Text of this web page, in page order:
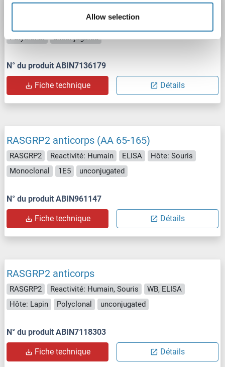
Allow selection
RASGRP2 anticorps
Reactivité: Humain WB, ELISA
Polyclonal
unconjugated
N° du produit ABIN7136179
Fiche technique Détails
RASGRP2 anticorps (AA 65-165)
RASGRP2 Reactivité: Humain ELISA
Hôte: Souris
Monoclonal
1E5 unconjugated
N° du produit ABIN961147
Fiche technique Détails
RASGRP2 anticorps
RASGRP2 Reactivité: Humain, Souris
WB, ELISA
Hôte: Lapin
Polyclonal unconjugated
N° du produit ABIN7118303
Fiche technique Détails